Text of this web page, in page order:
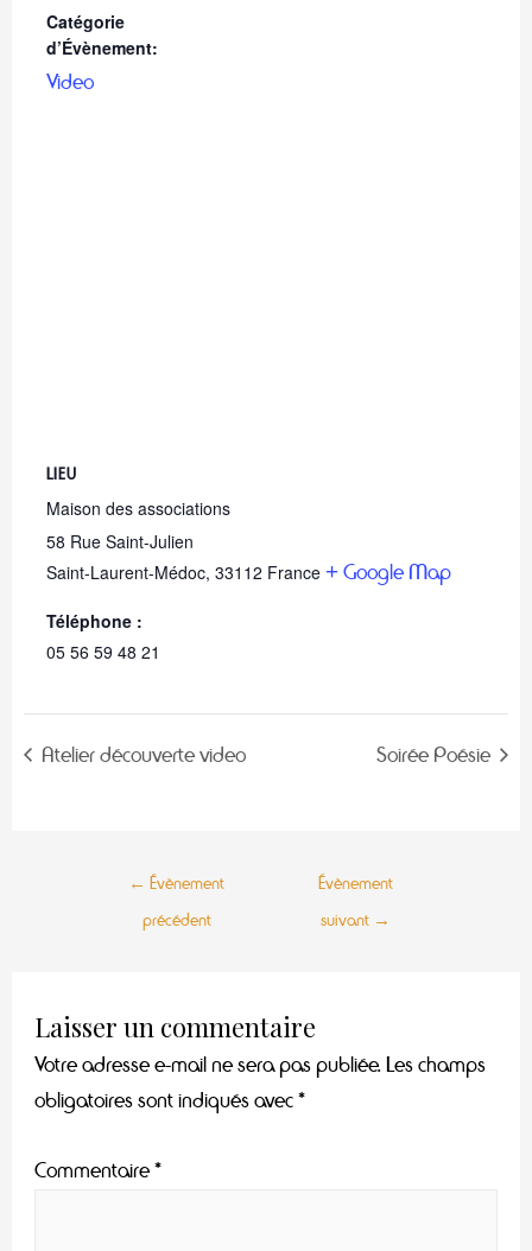
Catégorie
d’Évènement:
Video
LIEU
Maison des associations
58 Rue Saint-Julien
Saint-Laurent-Médoc, 33112 France + Google Map
Téléphone :
05 56 59 48 21
Atelier découverte video Soirée Poésie
← Évènement
précédent
Évènement
suivant →
Laisser un commentaire
Votre adresse e-mail ne sera pas publiée.Les champs
obligatoires sont indiqués avec*
Commentaire*